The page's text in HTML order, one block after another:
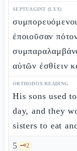
SEPTUAGINT (LXX)
ἐποιοῦσαν
αὐτῶν ἐσθίειν
ORTHODOX READING
His sons used
day, and they
sisters to eat
5 🗝️2